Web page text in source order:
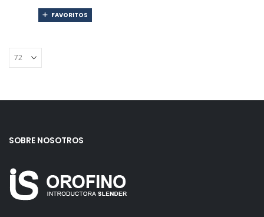
FAVORITOS
SOBRE NOSOTROS